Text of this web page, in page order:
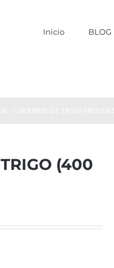
Inicio BLOG
(400